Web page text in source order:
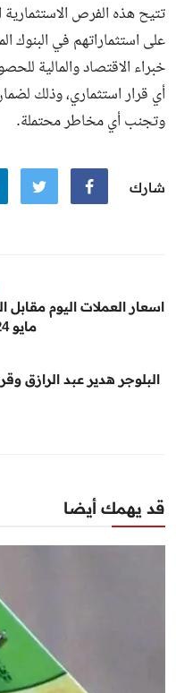
تتيح هذه الفرص
على استثماراتهم في البنوك
خبراء الاقتصاد والمالية
أي قرار استثماري، وذلك
وتجنب أي مخاطر محتملة.
شارك
مايو 2024 الدولار وا...
البلوجر هدير عبد الرازق
قد يهمك أيضا